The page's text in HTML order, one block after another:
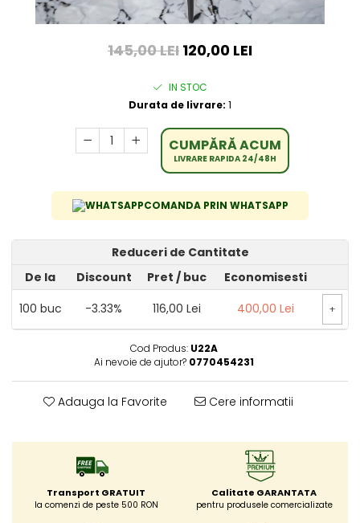
145,00 LEI 120,00 LEI
IN STOC
Durata de livrare: 1
CUMPĂRĂ ACUM
LIVRARE RAPIDA 24/48H
COMANDA PRIN WHATSAPP
Reduceri de Cantitate
De la
Discount Pret / buc
Economisesti
100 buc -3.33% 116,00 Lei 400,00 Lei +
Cod Produs: U22A
Ai nevoie de ajutor? 0770454231
Adauga la Favorite Cere informatii
Transport GRATUIT
la comenzi de peste 500 RON
Calitate GARANTATA
pentru produsele comercializate